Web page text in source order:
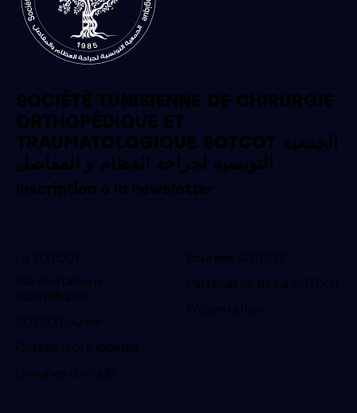
SOCIÉTÉ TUNISIENNE DE CHIRURGIE
ORTHOPÉDIQUE ET
TRAUMATOLOGIQUE SOTCOT الجمعية
التونسية لجراحة العظام و المفاصل
Inscription à la newsletter
La SOTCOT
Manifestations
scientifiques
SOTCOT Junior
College d’orthopedie
Groupes d’etude
Bourses SOTCOT
Partenaires de La SOTCOT
Présentation